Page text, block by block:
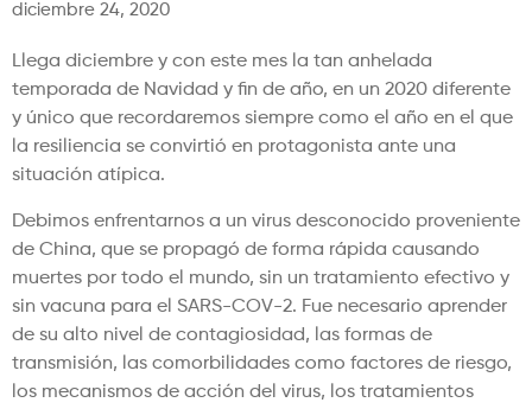
diciembre 24, 2020
Llega diciembre y con este mes la tan anhelada
temporada de Navidad y fin de año, en un 2020 diferente
y único que recordaremos siempre como el año en el que
la resiliencia se convirtió en protagonista ante una
situación atípica.
Debimos enfrentarnos a un virus desconocido proveniente
de China, que se propagó de forma rápida causando
muertes por todo el mundo, sin un tratamiento efectivo y
sin vacuna para el SARS-COV-2. Fue necesario aprender
de su alto nivel de contagiosidad, las formas de
transmisión, las comorbilidades como factores de riesgo,
los mecanismos de acción del virus, los tratamientos